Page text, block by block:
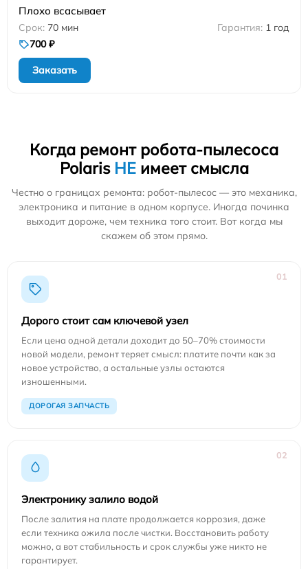
Плохо всасывает
70 мин
1 год
700 ₽
Заказать
Когда ремонт робота-пылесоса
Polaris НЕимеет смысла
Честно о границах ремонта: робот-пылесос — это механика,
электроника и питание в одном корпусе. Иногда починка
выходит дороже, чем техника того стоит. Вот когда мы
скажем об этом прямо.
01
Дорого стоит сам ключевой узел
Если цена одной детали доходит до 50–70% стоимости
новой модели, ремонт теряет смысл: платите почти как за
новое устройство, а остальные узлы остаются
изношенными.
ДОРОГАЯ ЗАПЧАСТЬ
02
Электронику залило водой
После залития на плате продолжается коррозия, даже
если техника ожила после чистки. Восстановить работу
можно, а вот стабильность и срок службы уже никто не
гарантирует.